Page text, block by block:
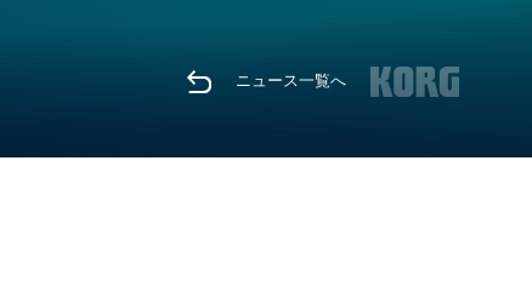
ニュース一覧へ